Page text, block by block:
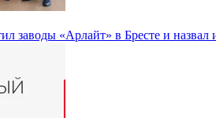
заводы «Арлайт» в Бресте и